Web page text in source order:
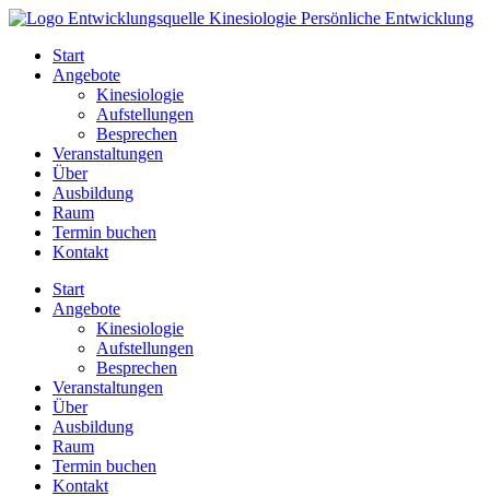
Zum
springenStart
Angebote
Kinesiologie
Aufstellungen
Besprechen
Veranstaltungen
Über
Ausbildung
Raum
Termin buchen
Kontakt
Start
Angebote
Kinesiologie
Aufstellungen
Besprechen
Veranstaltungen
Über
Ausbildung
Raum
Termin buchen
Kontakt